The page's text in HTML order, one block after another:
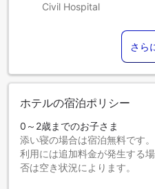
Civil Hospital
さら
ホテルの宿泊ポリシー
0～2歳までのお子さま
添い寝の場合は宿泊無料です
利用には追加料金が発生する
否は空き状況によります。